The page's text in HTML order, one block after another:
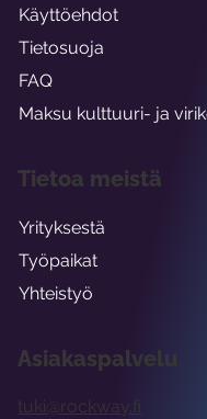
Asiakaspalvelu
tuki@rockway.fi
Käyttöehdot
Tietosuoja
FAQ
Maksu kulttuuri- ja
Tietoa meistä
Yrityksestä
Työpaikat
Yhteistyö